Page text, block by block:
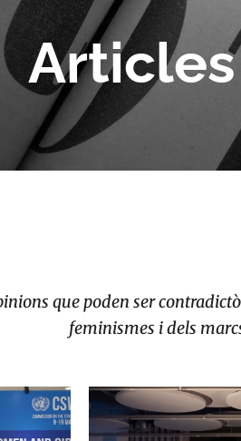
Articles
que poden ser
feminismes i dels